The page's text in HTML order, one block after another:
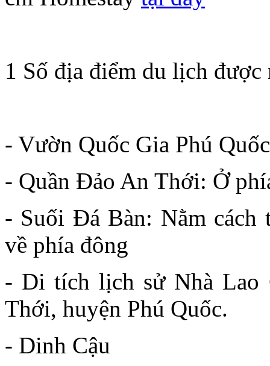
1 Số địa điểm du lịch
- Vườn Quốc Gia Phú Quốc
- Quần Đảo An Thới: Ở
- Suối Đá Bàn: Nằm cách
về phía đông
- Di tích lịch sử Nhà Lao
Thới, huyện Phú Quốc.
- Dinh Cậu